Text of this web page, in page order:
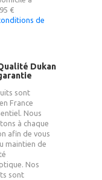
€
de
Dukan
sont
France
Nous
à chaque
afin de vous
maintien de
Nos
sont